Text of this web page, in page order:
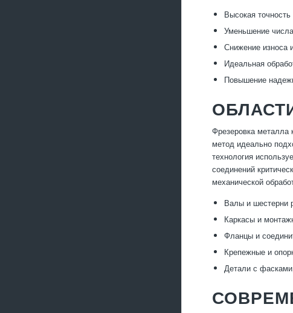
Высокая
Уменьшение
Снижение износа
Идеальная
Повышение
Фрезеровка металла
метод идеально
технология
соединений
механической
Валы и шестерни
Каркасы и
Фланцы и
Крепежные и
Детали с